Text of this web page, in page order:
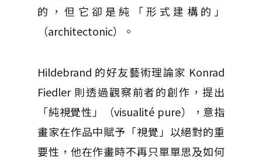
的，但它卻是純「形式建構的」
（architectonic）。
Hildebrand 的好友藝術理論家 Konrad
Fiedler 則透過觀察前者的創作，提出
「純視覺性」（visualité pure），意指
畫家在作品中賦予「視覺」以絕對的重
要性，他在作畫時不再只單單思及如何